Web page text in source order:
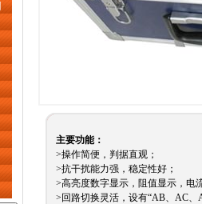
主要功能：
>操作简便，判据直观；
>抗干扰能力强，稳定性好；
>高亮度数字显示，阻值显示，电
>回路切换灵活，设有“AB、AC